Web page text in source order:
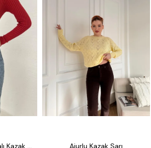
Fitilli Balıkçı Yaka Likralı Kazak Kırmızı Ajurlu Kazak Sarı